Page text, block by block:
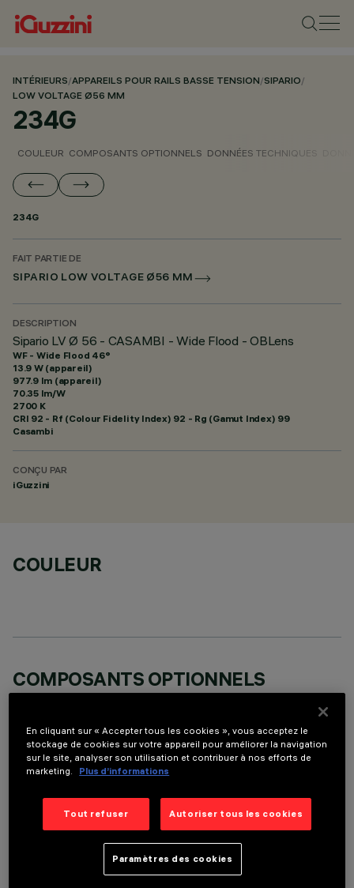
INTÉRIEURS/APPAREILS POUR RAILS BASSE TENSION/SIPARIO/
LOW VOLTAGE Ø56 MM
234G
COULEUR COMPOSANTS OPTIONNELS DONNÉES TECHNIQUES
234G
FAIT PARTIE DE
SIPARIO LOW VOLTAGE Ø56 MM
DESCRIPTION
Sipario LV Ø 56 - CASAMBI - Wide Flood - OBLens
WF - Wide Flood 46°
13.9 W (appareil)
977.9 lm (appareil)
70.35 lm/W
2700 K
CRI 92 - Rf (Colour Fidelity Index) 92 - Rg (Gamut Index) 99
Casambi
CONÇU PAR
iGuzzini
COULEUR
COMPOSANTS OPTIONNELS
DONNÉES TECHNIQUES
DERNIÈRE MISE À JOUR: 05/08/2026
En cliquant sur « Accepter tous les cookies », vous acceptez le
stockage de cookies sur votre appareil pour améliorer la navigation
sur le site, analyser son utilisation et contribuer à nos efforts de
marketing.
Plus d’informations
Tout refuser Autoriser tous les cookies
Paramètres des cookies